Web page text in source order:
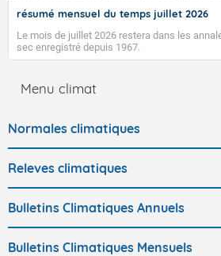
résumé mensuel du temps juillet 2026
Le mois de juillet 2026 restera dans les
sec enregistré depuis 1967.
Menu climat
Normales climatiques
Releves climatiques
Bulletins Climatiques Annuels
Bulletins Climatiques Mensuels